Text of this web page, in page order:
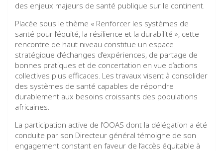
des enjeux majeurs de santé publique sur le continent.
Placée sous le thème « Renforcer les systèmes de
santé pour l’équité, la résilience et la durabilité », cette
rencontre de haut niveau constitue un espace
stratégique d’échanges d’expériences, de partage de
bonnes pratiques et de concertation en vue d’actions
collectives plus efficaces. Les travaux visent à consolider
des systèmes de santé capables de répondre
durablement aux besoins croissants des populations
africaines.
La participation active de l’OOAS dont la délégation a été
conduite par son Directeur général témoigne de son
engagement constant en faveur de l’accès équitable à